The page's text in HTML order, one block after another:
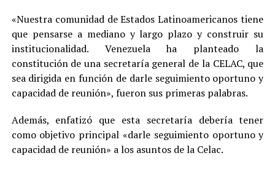
«Nuestra comunidad de Estados Latinoamericanos tiene
que pensarse a mediano y largo plazo y construir su
institucionalidad. Venezuela ha planteado la
constitución de una secretaría general de la CELAC, que
sea dirigida en función de darle seguimiento oportuno y
capacidad de reunión», fueron sus primeras palabras.
Además, enfatizó que esta secretaría debería tener
como objetivo principal «darle seguimiento oportuno y
capacidad de reunión» a los asuntos de la Celac.